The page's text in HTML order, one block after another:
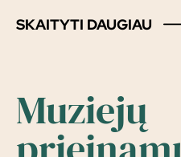
SKAITYTI DAUGIAU
Muziejų